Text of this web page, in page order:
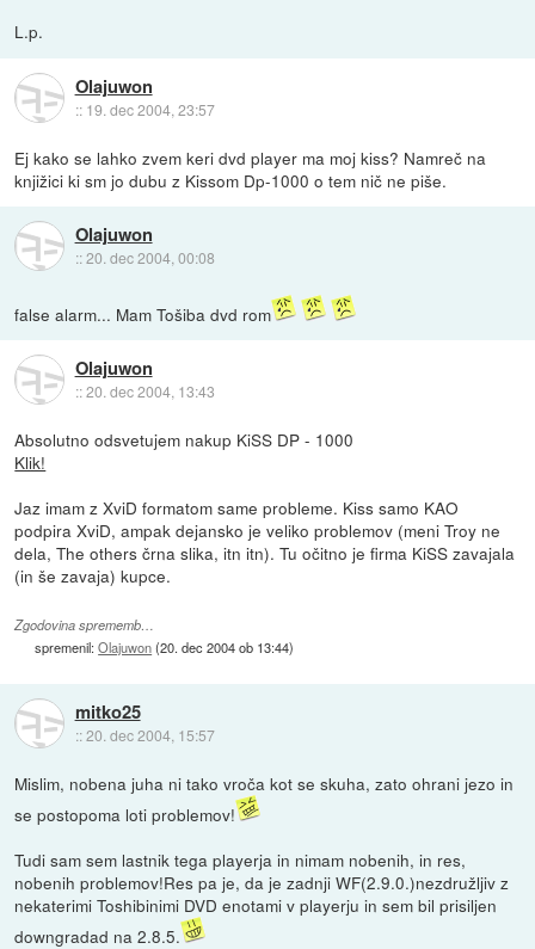
L.p.
Olajuwon
:: 19. dec 2004, 23:57
Ej kako se lahko zvem keri dvd player ma moj kiss? Namreč na
knjižici ki sm jo dubu z Kissom Dp-1000 o tem nič ne piše.
Olajuwon
::20. dec 2004, 00:08
false alarm... Mam Tošiba dvd rom
Olajuwon
::20. dec 2004, 13:43
Absolutno odsvetujem nakup KiSS DP - 1000
Klik!
Jaz imam z XviD formatom same probleme. Kiss samo KAO
podpira XviD, ampak dejansko je veliko problemov (meni Troy ne
dela, The others črna slika, itn itn). Tu očitno je firma KiSS zavajala
(in še zavaja) kupce.
Zgodovina sprememb…
spremenil:Olajuwon(20. dec 2004 ob 13:44)
mitko25
::20. dec 2004, 15:57
Mislim, nobena juha ni tako vroča kot se skuha, zato ohrani jezo in
se postopoma loti problemov!
Tudi sam sem lastnik tega playerja in nimam nobenih, in res,
nobenih problemov!Res pa je, da je zadnji WF(2.9.0.)nezdružljiv z
nekaterimi Toshibinimi DVD enotami v playerju in sem bil prisiljen
downgradad na 2.8.5.